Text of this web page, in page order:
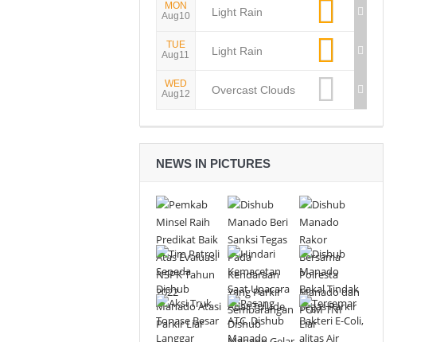
MON
Aug10
Light Rain
TUE
Aug11
Light Rain
WED
Aug12
Overcast Clouds
NEWS IN PICTURES